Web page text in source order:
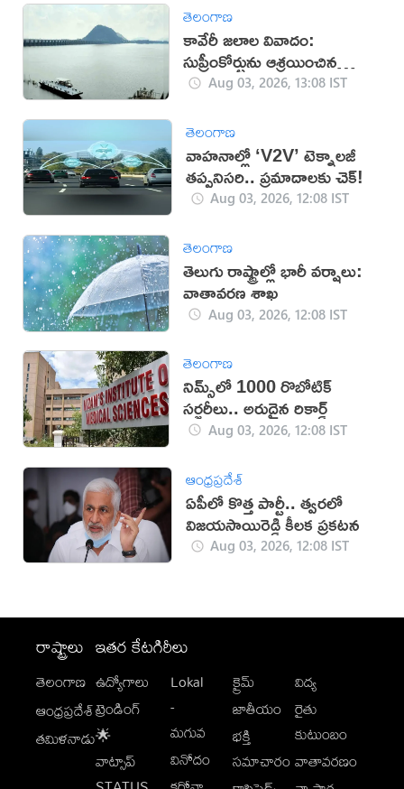
తెలంగాణ
కావేరీ జలాల వివాదం:
సుప్రీంకోర్టును ఆశ్రయించిన
తమిళనాడు
Aug 03, 2026, 13:08 IST
తెలంగాణ
వాహనాల్లో ‘V2V’ టెక్నాలజీ
తప్పనిసరి.. ప్రమాదాలకు చెక్!
Aug 03, 2026, 12:08 IST
తెలంగాణ
తెలుగు రాష్ట్రాల్లో భారీ వర్షాలు:
వాతావరణ శాఖ
Aug 03, 2026, 12:08 IST
తెలంగాణ
నిమ్స్‌లో 1000 రొబోటిక్
సర్జరీలు.. అరుదైన రికార్డ్
Aug 03, 2026, 12:08 IST
ఆంధ్రప్రదేశ్
ఏపీలో కొత్త పార్టీ.. త్వరలో
విజయసాయిరెడ్డి కీలక ప్రకటన
Aug 03, 2026, 12:08 IST
రాష్ట్రాలు
తెలంగాణ
ఆంధ్రప్రదేశ్
తమిళనాడు
ఇతర కేటగిరీలు
ఉద్యోగాలు
ట్రెండింగ్
🌟
వాట్సాప్
Lokal
-
మగువ
వినోదం
క్రైమ్
జాతీయం
భక్తి
సమాచారం
విద్య
రైతు
కుటుంబం
వాతావరణం